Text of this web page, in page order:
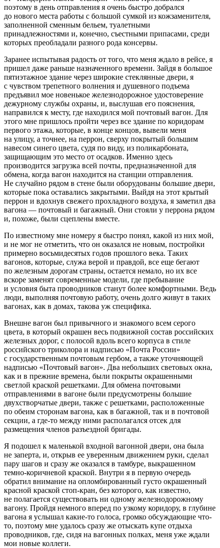
поэтому в день отправления я очень быстро добрался
до нового места работы с большой сумкой из кожзаменителя,
заполненной сменным бельем, туалетными
принадлежностями и, конечно, съестными припасами, среди
которых преобладали разного рода консервы.
Заранее испытывая радость от того, что меня ждало в рейсе, я
пришел даже раньше назначенного времени. Зайдя в большое
пятиэтажное здание через широкие стеклянные двери, я
с чувством трепетного волнения и душевного подъема
предъявил мое новенькое железнодорожное удостоверение
дежурному службы охраны, и, выслушав его пояснения,
направился к месту, где находился мой почтовый вагон. Для
этого мне пришлось пройти через все здание по коридорам
первого этажа, которые, в конце концов, вывели меня
на улицу, а точнее, на перрон, сверху покрытый большим
навесом синего цвета, судя по виду, из поликарбоната,
защищающим это место от осадков. Именно здесь
производится загрузка всей почты, предназначенной для
обмена, когда вагон находится на станции отправления.
Не случайно рядом в стене были оборудованы большие двери,
которые пока оставались закрытыми. Выйдя на этот крытый
перрон и вдохнув свежего прохладного воздуха, я заметил два
вагона — почтовый и багажный. Они стояли у перрона рядом
и, похоже, были сцеплены вместе.
По известному мне номеру я быстро понял, какой из них мой,
и не мог не отметить, что он оказался не новым, постройки
примерно восьмидесятых годов прошлого века. Таких
вагонов, которые, служа верой и правдой, все еще бегают
по железным дорогам страны, остается немало, но их все
вскоре заменят современные модели, где пребывание
и условия быта проводников станут более комфортными. Ведь
люди, выполняя почтовую работу, очень долго живут в таких
вагонах, как в домах, такова уж специфика.
Внешне вагон был привычного и знакомого всем серого
цвета, в который окрашен весь подвижной состав российских
железных дорог, с полосой вдоль всего корпуса в стиле
российского триколора и надписью «Почта России»
с государственным почтовым гербом, а также уточняющей
надписью «Почтовый вагон». Два небольших световых окна,
как и в прежние времена, были покрыты окрашенными
светлой краской решетками. Для обмена почтовыми
отправлениями в вагоне были предусмотрены большие
двухстворчатые двери, также с решетками, расположенные
по обеим сторонам вагона, как в багажной, так и в почтовой
секции, а где-то между ними располагался отсек для
размещения членов разъездной бригады.
Я подошел к маленькой входной вагонной двери, она была
не заперта, и, открыв ее уверенным движением руки, сделал
пару шагов и сразу же оказался в тамбуре, выкрашенном
темно-коричневой краской. Внутри я в первую очередь
обратил внимание на опломбированный густо окрашенный
красной краской стоп-кран, без которого, как известно,
не полагается существовать ни одному железнодорожному
вагону. Пройдя немного вперед по узкому коридору, в глубине
вагона я услышал какие-то голоса, громко обсуждающие что-
то, поэтому мне удалось сразу же отыскать купе отдыха
проводников, где, сидя на вагонных полках, меня уже ждали
мои новые коллеги.